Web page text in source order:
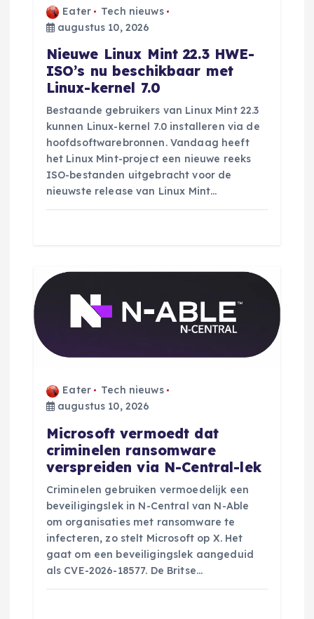
Eater
Tech nieuws
augustus 10, 2026
Nieuwe Linux Mint 22.3 HWE-
ISO’s nu beschikbaar met
Linux-kernel 7.0
Bestaande gebruikers van Linux Mint 22.3
kunnen Linux-kernel 7.0 installeren via de
hoofdsoftwarebronnen. Vandaag heeft
het Linux Mint-project een nieuwe reeks
ISO-bestanden uitgebracht voor de
nieuwste release van Linux Mint…
Eater
Tech nieuws
augustus 10, 2026
Microsoft vermoedt dat
criminelen ransomware
verspreiden via N-Central-lek
Criminelen gebruiken vermoedelijk een
beveiligingslek in N-Central van N-Able
om organisaties met ransomware te
infecteren, zo stelt Microsoft op X. Het
gaat om een beveiligingslek aangeduid
als CVE-2026-18577. De Britse…